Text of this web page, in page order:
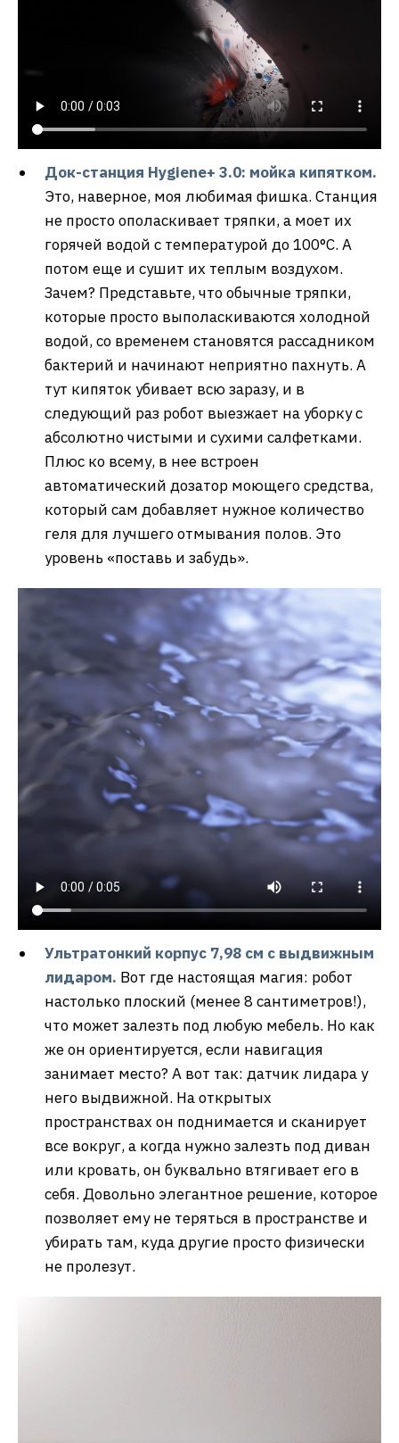
Док-станция Hygiene+ 3.0: мойка кипятком.
Это, наверное, моя любимая фишка. Станция
не просто ополаскивает тряпки, а моет их
горячей водой с температурой до 100°C. А
потом еще и сушит их теплым воздухом.
Зачем? Представьте, что обычные тряпки,
которые просто выполаскиваются холодной
водой, со временем становятся рассадником
бактерий и начинают неприятно пахнуть. А
тут кипяток убивает всю заразу, и в
следующий раз робот выезжает на уборку с
абсолютно чистыми и сухими салфетками.
Плюс ко всему, в нее встроен
автоматический дозатор моющего средства,
который сам добавляет нужное количество
геля для лучшего отмывания полов. Это
уровень «поставь и забудь».
Ультратонкий корпус 7,98 см с выдвижным
лидаром. Вот где настоящая магия: робот
настолько плоский (менее 8 сантиметров!),
что может залезть под любую мебель. Но как
же он ориентируется, если навигация
занимает место? А вот так: датчик лидара у
него выдвижной. На открытых
пространствах он поднимается и сканирует
все вокруг, а когда нужно залезть под диван
или кровать, он буквально втягивает его в
себя. Довольно элегантное решение, которое
позволяет ему не теряться в пространстве и
убирать там, куда другие просто физически
не пролезут.